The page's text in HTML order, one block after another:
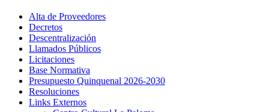
Alta de Proveedores
Decretos
Descentralización
Llamados Públicos
Licitaciones
Base Normativa
Presupuesto Quinquenal 2026-2030
Resoluciones
Links Externos